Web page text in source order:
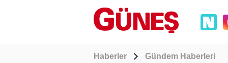
Haberler Gündem Haberleri